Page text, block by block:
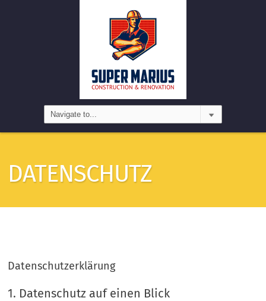
DATENSCHUTZ
Datenschutzerklärung
1. Datenschutz auf einen Blick